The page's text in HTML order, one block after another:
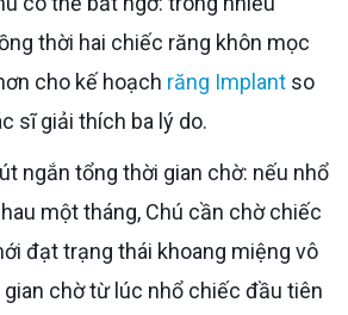
thời hai chiếc răng khôn mọc
cho kế hoạch răng Implant so
sĩ giải thích ba lý do.
một tháng, Chú cần chờ chiếc
đạt trạng thái khoang miệng vô
chờ từ lúc nhổ chiếc đầu tiên